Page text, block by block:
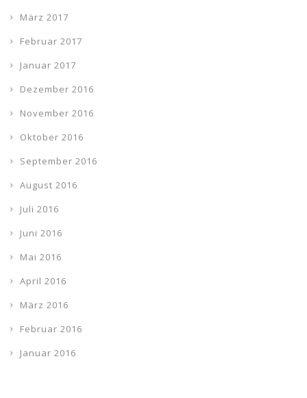
März 2017
Februar 2017
Januar 2017
Dezember 2016
November 2016
Oktober 2016
September 2016
August 2016
Juli 2016
Juni 2016
Mai 2016
April 2016
März 2016
Februar 2016
Januar 2016